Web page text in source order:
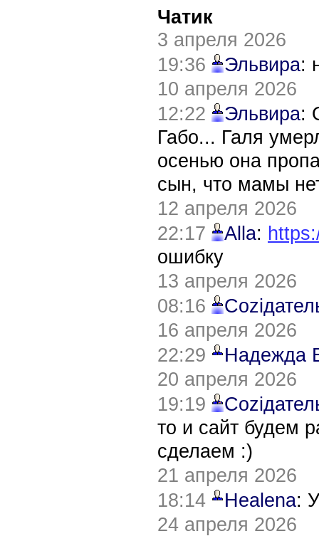
Чатик
3 апреля 2026
19:36
Эльвира:
10 апреля 2026
12:22
Эльвира:
Габо... Галя
осенью она
сын, что мамы
12 апреля 2026
22:17
Alla:
ошибку
13 апреля 2026
08:16
16 апреля 2026
22:29
Надежда
20 апреля 2026
19:19
то и сайт будем
сделаем :)
21 апреля 2026
18:14
Healena:
24 апреля 2026